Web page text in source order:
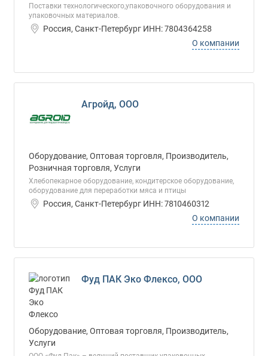
Поставки технологического,упаковочного оборудования и
упаковочных материалов.
Россия, Санкт-Петербург ИНН: 7804364258
О компании
Агройд, ООО
Оборудование, Оптовая торговля, Производитель,
Розничная торговля, Услуги
Хлебопекарное оборудование, кондитерское оборудование,
оборудование для переработки мяса и птицы
Россия, Санкт-Петербург ИНН: 7810460312
О компании
Фуд ПАК Эко Флексо, ООО
Оборудование, Оптовая торговля, Производитель,
Услуги